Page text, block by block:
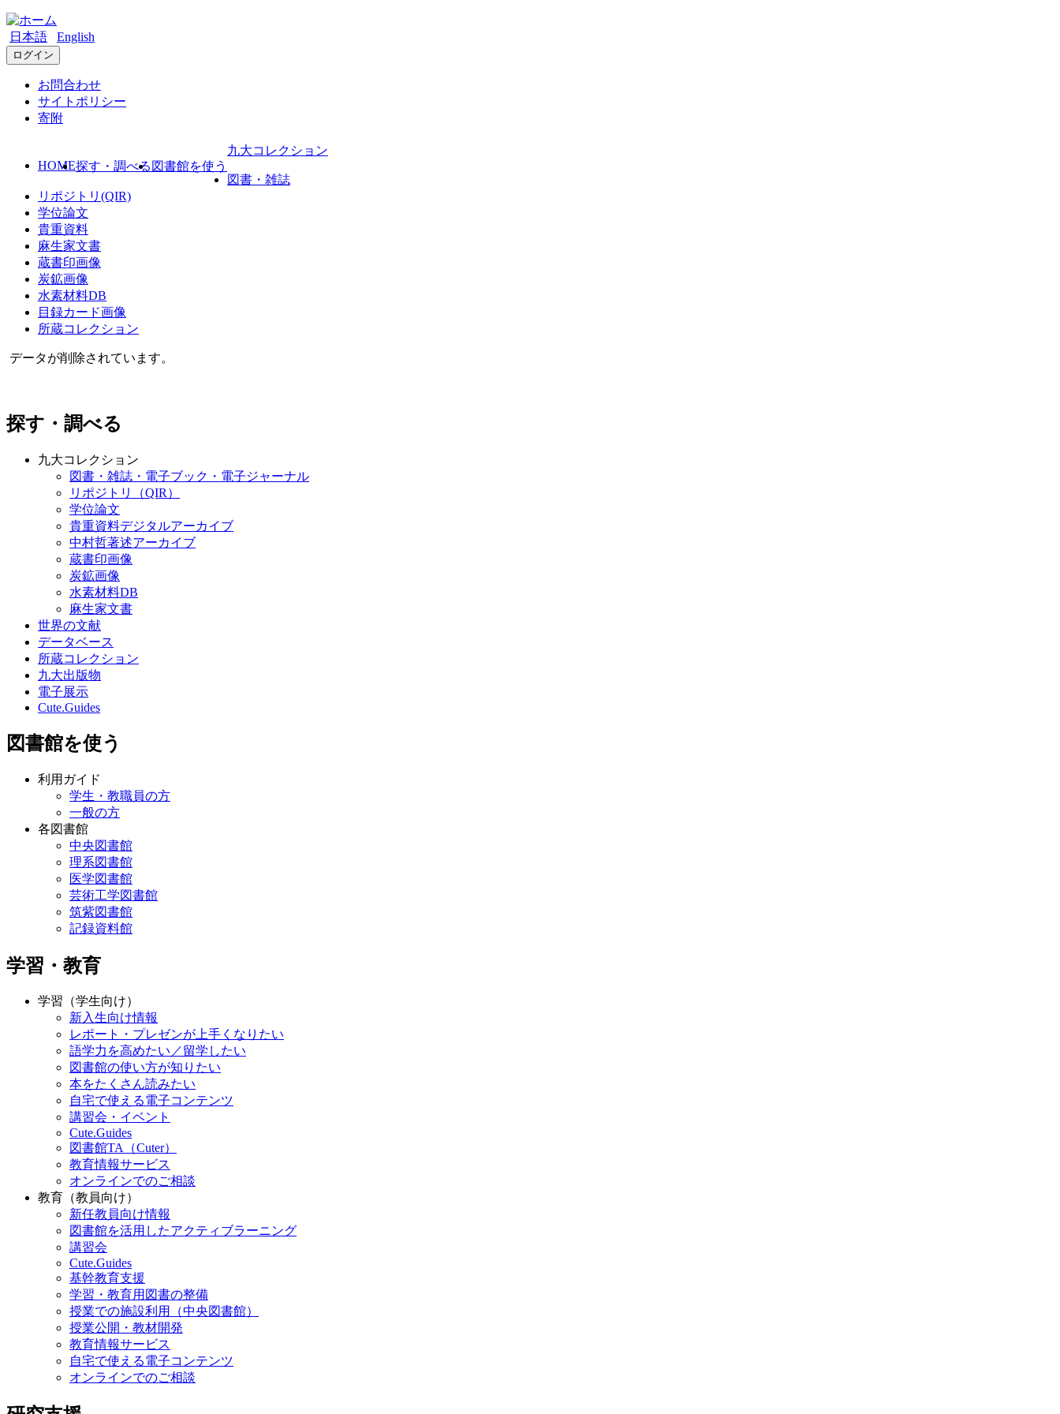
日本語 English
ログイン
お問合わせ
サイトポリシー
寄附
HOME探す・調べる 図書館を使う
九大コレクション
図書・雑誌
リポジトリ(QIR)
学位論文
貴重資料
麻生家文書
蔵書印画像
炭鉱画像
水素材料DB
目録カード画像
所蔵コレクション
データが削除されています。
探す・調べる
九大コレクション
図書・雑誌・電子ブック・電子ジャーナル
リポジトリ（QIR）
学位論文
貴重資料デジタルアーカイブ
中村哲著述アーカイブ
蔵書印画像
炭鉱画像
水素材料DB
麻生家文書
世界の文献
データベース
所蔵コレクション
九大出版物
電子展示
Cute.Guides
図書館を使う
利用ガイド
学生・教職員の方
一般の方
各図書館
中央図書館
理系図書館
医学図書館
芸術工学図書館
筑紫図書館
記録資料館
学習・教育
学習（学生向け）
新入生向け情報
レポート・プレゼンが上手くなりたい
語学力を高めたい／留学したい
図書館の使い方が知りたい
本をたくさん読みたい
自宅で使える電子コンテンツ
講習会・イベント
Cute.Guides
図書館TA（Cuter）
教育情報サービス
オンラインでのご相談
教育（教員向け）
新任教員向け情報
図書館を活用したアクティブラーニング
講習会
Cute.Guides
基幹教育支援
学習・教育用図書の整備
授業での施設利用（中央図書館）
授業公開・教材開発
教育情報サービス
自宅で使える電子コンテンツ
オンラインでのご相談